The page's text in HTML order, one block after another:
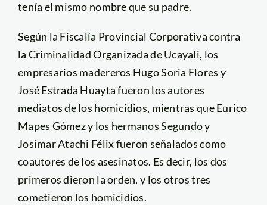
tenía el mismo nombre que su padre.
Según la Fiscalía Provincial Corporativa contra
la Criminalidad Organizada de Ucayali, los
empresarios madereros Hugo Soria Flores y
José Estrada Huayta fueron los autores
mediatos de los homicidios, mientras que Eurico
Mapes Gómez y los hermanos Segundo y
Josimar Atachi Félix fueron señalados como
coautores de los asesinatos. Es decir, los dos
primeros dieron la orden, y los otros tres
cometieron los homicidios.